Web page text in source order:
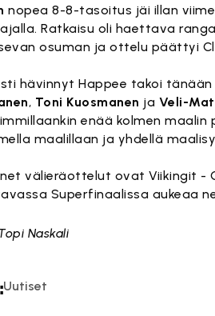
nopea 8-8-tasoitus jäi illan
Ratkaisu oli haettava
osuman ja ottelu päättyi
hävinnyt Happee takoi
, Toni Kuosmanen ja Veli-
enää kolmen maalin
maalillaan ja yhdellä
välieräottelut ovat Viikingit -
Superfinaalissa aukeaa
Naskali
Uutiset